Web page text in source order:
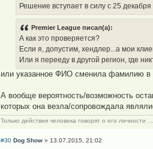
Решение вступает в силу с 25 декабря
Premier League писал(а):
А как это проверяется?
Если я, допустим, хендлер...а мои
Или я перееду в другой регион, где
или указанное ФИО сменила фамилию в
А вообще вероятность/возможность
которых она везла/сопровождала
Только действия человека говорят о его
#30 Dog Show » 13.07.2015, 21:02